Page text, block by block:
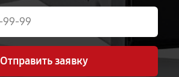
Отправить заявку